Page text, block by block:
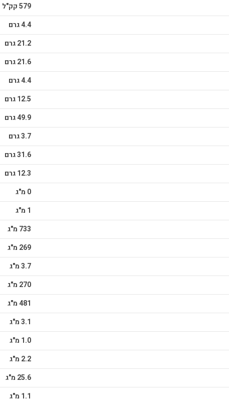
579 קק"ל
4.4 גרם
21.2 גרם
21.6 גרם
4.4 גרם
12.5 גרם
49.9 גרם
3.7 גרם
31.6 גרם
12.3 גרם
0 מ"ג
1 מ"ג
733 מ"ג
269 מ"ג
3.7 מ"ג
270 מ"ג
481 מ"ג
3.1 מ"ג
1.0 מ"ג
2.2 מ"ג
25.6 מ"ג
1.1 מ"ג